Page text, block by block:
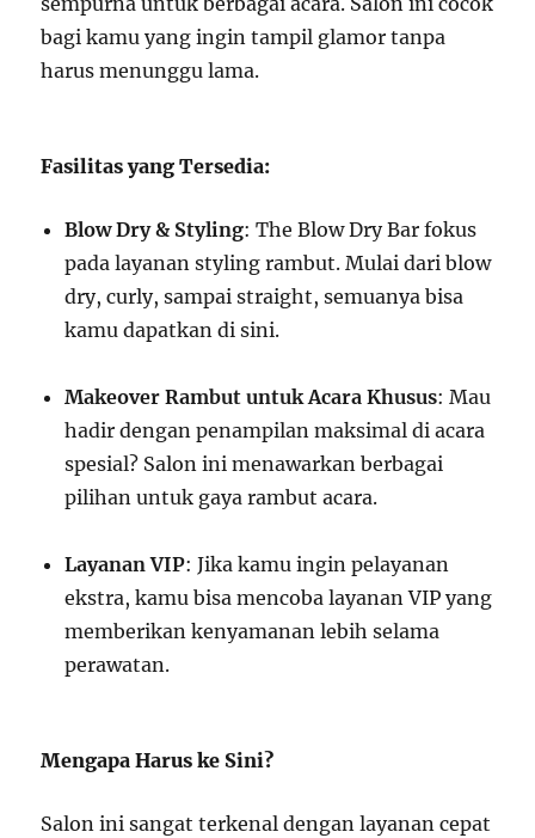
bagi kamu yang ingin tampil glamor tanpa
harus menunggu lama.
Fasilitas yang Tersedia:
Blow Dry & Styling: The Blow Dry Bar fokus
pada layanan styling rambut. Mulai dari blow
dry, curly, sampai straight, semuanya bisa
kamu dapatkan di sini.
Makeover Rambut untuk Acara Khusus: Mau
hadir dengan penampilan maksimal di acara
spesial? Salon ini menawarkan berbagai
pilihan untuk gaya rambut acara.
Layanan VIP: Jika kamu ingin pelayanan
ekstra, kamu bisa mencoba layanan VIP yang
memberikan kenyamanan lebih selama
perawatan.
Mengapa Harus ke Sini?
Salon ini sangat terkenal dengan layanan cepat